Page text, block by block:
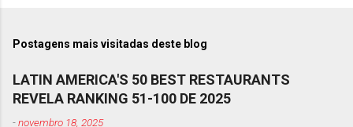
Postagens mais visitadas deste blog
LATIN AMERICA'S 50 BEST RESTAURANTS
REVELA RANKING 51-100 DE 2025
-novembro 18, 2025